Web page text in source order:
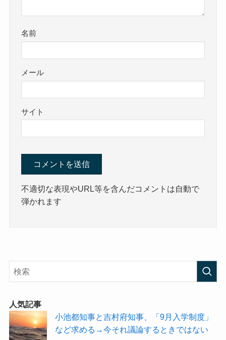
名前
メール
サイト
不適切な表現やURL等を含んだコメントは自動で
弾かれます
人気記事
小池都知事と吉村府知事、「9月入学制度」
など求める→今それ議論するときではない